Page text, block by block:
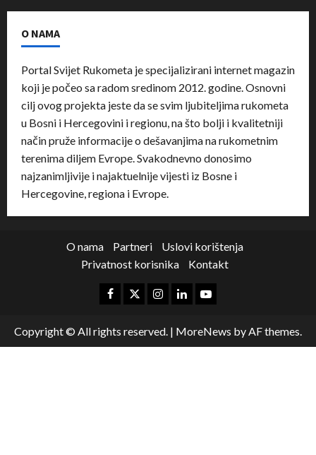
O NAMA
Portal Svijet Rukometa je specijalizirani internet magazin
koji je počeo sa radom sredinom 2012. godine. Osnovni
cilj ovog projekta jeste da se svim ljubiteljima rukometa
u Bosni i Hercegovini i regionu, na što bolji i kvalitetniji
način pruže informacije o dešavanjima na rukometnim
terenima diljem Evrope. Svakodnevno donosimo
najzanimljivije i najaktuelnije vijesti iz Bosne i
Hercegovine, regiona i Evrope.
O nama Partneri
Uslovi korištenja
Privatnost korisnika
Kontakt
Copyright © All rights reserved. | MoreNews by AF themes.